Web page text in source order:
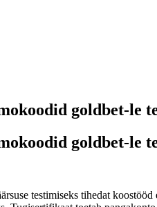
goldbet-le
goldbet-le
testimiseks tihedat